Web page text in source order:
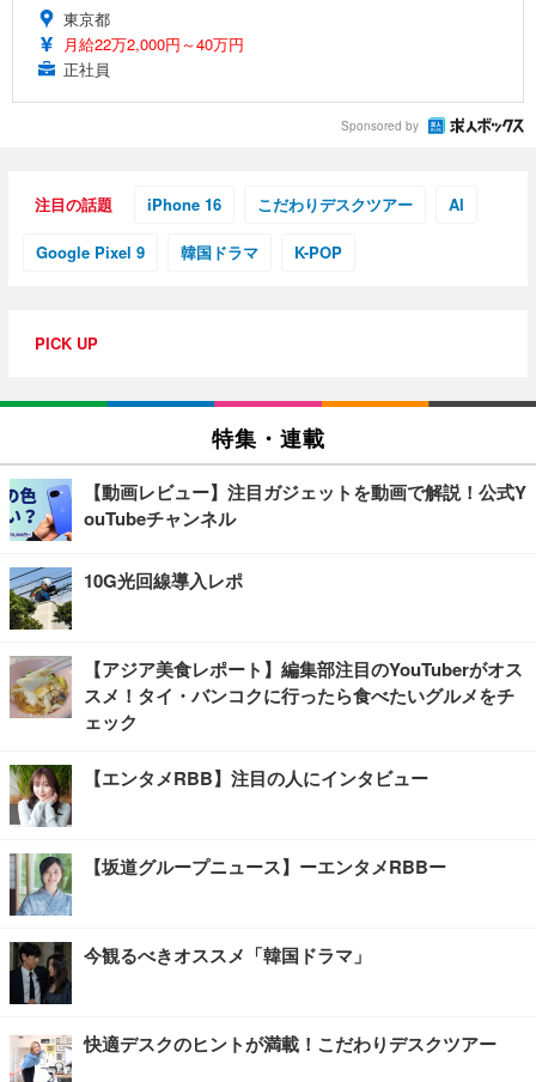
東京都
月給22万2,000円～40万円
正社員
Sponsored by
注目の話題 iPhone 16 こだわりデスクツアー AI
Google Pixel 9 韓国ドラマ K-POP
PICK UP
特集・連載
【動画レビュー】注目ガジェットを動画で解説！公式Y
ouTubeチャンネル
10G光回線導入レポ
【アジア美食レポート】編集部注目のYouTuberがオス
スメ！タイ・バンコクに行ったら食べたいグルメをチ
ェック
【エンタメRBB】注目の人にインタビュー
【坂道グループニュース】ーエンタメRBBー
今観るべきオススメ「韓国ドラマ」
快適デスクのヒントが満載！こだわりデスクツアー